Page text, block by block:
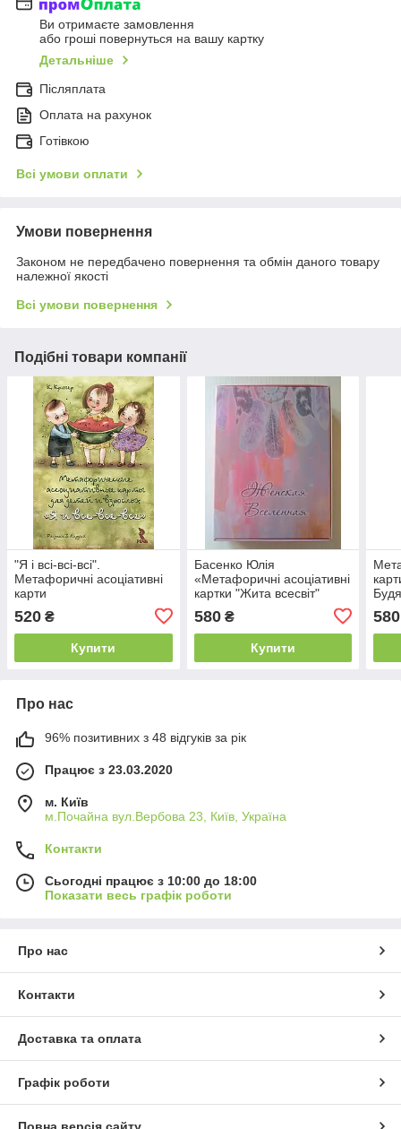
Ви отримаєте замовлення
або гроші повернуться на вашу картку
Детальніше
Післяплата
Оплата на рахунок
Готівкою
Всі умови оплати
Умови повернення
Законом не передбачено повернення та обмін даного товару
належної якості
Всі умови повернення
Подібні товари компанії
"Я і всі-всі-всі".
Метафоричні асоціативні
карти
520 ₴
Купити
Басенко Юлія
«Метафоричні асоціативні
картки "Жита всесвіт"
580₴
Купити
580
Про нас
96% позитивних з 48 відгуків за рік
Працює з 23.03.2020
м. Київ
м.Почайна вул.Вербова 23, Київ, Україна
Контакти
Сьогодні працює з 10:00 до 18:00
Показати весь графік роботи
Про нас
Контакти
Доставка та оплата
Графік роботи